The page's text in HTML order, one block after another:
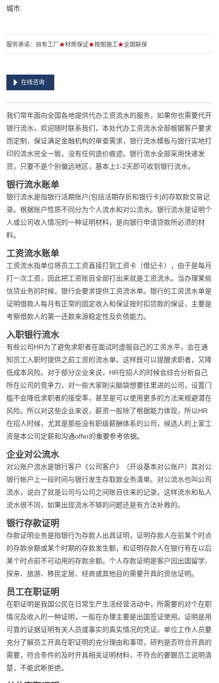
城市.
服务承诺：自有工厂★材质保证★按图施工★全国联保
在线咨询
我们常年面向全国各地提供代办工资流水的服务，如果你也需要代开
银行流水，欢迎随时联系我们，本处代办工资流水全部根据客户要求
而定制，保证满足金融机构的审查需求，银行流水模板与银行实地打
印的流水完全一致，没有任何造价痕迹。银行流水全部采用快递发
货，只要不是个别偏远地区，基本上1-2天即可收到银行流水。
银行流水账单
银行流水是指银行活期账户(包括活期存折和银行卡)的存取款交易记
录。根据账户性质不同分为个人流水和对公流水。银行流水是证明个
人或公司收入情况的一种证明材料，是向银行申请贷款所必须的材
料。
工资流水账单
工资流水指单位将员工工资直接打到工资卡（借记卡），由于是每月
打一次工资，因此把工资账目全部打出来就是工资流水。当办理某些
信贷业务的时候，银行会要求提供工资流水单。银行的工资流水单是
证明借款人每月有正常的固定收入和保证按时扣贷款的保证，主要是
考察借款人的第一还款来源稳定性及负债能力。
入职银行流水
有些公司HR为了避免求职者在面试时虚报自己的工资水平，会在通
知员工入职时提供之前工资的流水单。这样既可以提醒求职者，又降
低成本风险。对于部分企业来说，HR在招人的时候会综合分析自己
所在公司的竞争力，对一些大家削尖脑袋想要往里进的公司，设置门
槛不会降低求职者的接受率，甚至是可以使用更多的方法来规避潜在
风险。所以对这些企业来说，薪资一般除了根据能力体现，所以HR
在招人时候，尤其是那些没有职级薪酬体系的公司，候选人的上家工
资是本公司定薪和沟通offer的重要参考依据。
企业对公流水
对公账户流水是银行客户《公司客户》（开设基本对公账户）其对公
银行帐户上一段时间与银行发生存取款业务清单。对公流水也叫公司
流水，说白了就是公司与公司之间账目往来的记录。这样流水和私人
流水很不同，如果出现流水不够的问题还是有方法补救的。
银行存款证明
存款证明业务是指银行为存款人出具证明，证明存款人在前某个时点
的存款余额或某个时期的存款发生额，和证明存款人在银行有在以后
某个时点前不可动用的存款余额。个人存款证明是客户因出国留学、
探亲、旅游、移民定居、经商或其他目的需要开具的资信证明。
员工在职证明
在职证明是我国公民在日常生产生活经营活动中，所需要的对个在职
情况及收入的一种证明，一般在办理主要是出国签证使用。证明是用
可靠的证据证明有关人员或事实的真实情况的凭证。单位工作人员要
充分了解员工开具在职证明的充分理由和事项，研判是否符合开具的
需要，符合条件的及时开具相关证明材料，不符合的要跟员工说明清
楚，不能武断拒绝。